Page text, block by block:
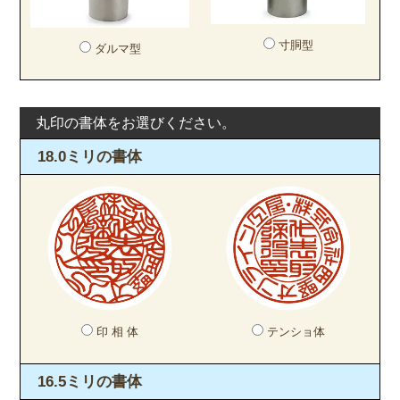
ダルマ型 寸胴型
丸印の書体をお選びください。
18.0ミリの書体
印 相 体 テンショ体
16.5ミリの書体